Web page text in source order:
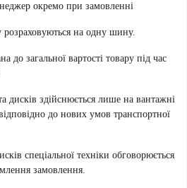
окремо при замовленні
розраховуються на одну шину.
до загальної вартості товару під час
дисків здійснюється лише на вантажні
до нових умов транспортної
спеціальної техніки обговорюється
замовлення.